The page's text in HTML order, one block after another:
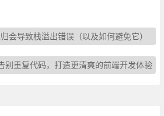
会导致栈溢出错误（以及如何避免它）
别重复代码，打造更清爽的前端开发体验